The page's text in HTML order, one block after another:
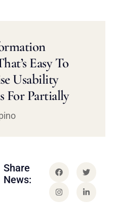
Easy To
Usability
For Partially
Share
News: